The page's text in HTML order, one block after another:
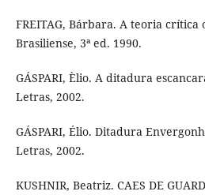
FREITAG, Bárbara. A teoria crítica
Brasiliense, 3ª ed. 1990.
GÁSPARI, Èlio. A ditadura
Letras, 2002.
GÁSPARI, Élio. Ditadura
Letras, 2002.
KUSHNIR, Beatriz. CAES DE